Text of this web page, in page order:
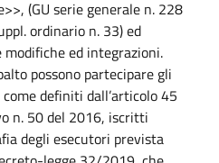
(GU serie generale n. 228
ordinario n. 33) ed
ed integrazioni.
possono partecipare gli
definiti dall’articolo 45
n. 50 del 2016, iscritti
degli esecutori prevista